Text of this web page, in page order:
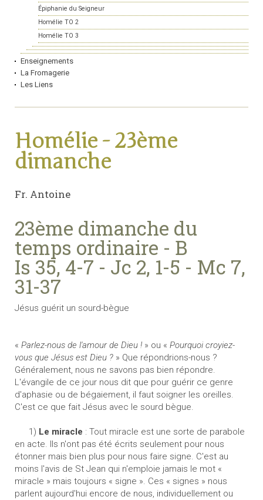
Épiphanie du Seigneur
Homélie TO 2
Homélie TO 3
Enseignements
La Fromagerie
Les Liens
Homélie - 23ème
dimanche
Fr. Antoine
23ème dimanche du
temps ordinaire - B
Is 35, 4-7 - Jc 2, 1-5 - Mc 7,
31-37
Jésus guérit un sourd-bègue
« Parlez-nous de l'amour de Dieu ! » ou « Pourquoi croyiez-
vous que Jésus est Dieu ? » Que répondrions-nous ?
Généralement, nous ne savons pas bien répondre.
L'évangile de ce jour nous dit que pour guérir ce genre
d'aphasie ou de bégaiement, il faut soigner les oreilles.
C'est ce que fait Jésus avec le sourd bègue.
1) Le miracle : Tout miracle est une sorte de parabole
en acte. Ils n'ont pas été écrits seulement pour nous
étonner mais bien plus pour nous faire signe. C'est au
moins l'avis de St Jean qui n'emploie jamais le mot «
miracle » mais toujours « signe ». Ces « signes » nous
parlent aujourd'hui encore de nous, individuellement ou